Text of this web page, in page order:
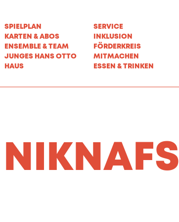
SPIELPLAN
KARTEN & ABOS
ENSEMBLE & TEAM
JUNGES HANS OTTO
HAUS
SERVICE
INKLUSION
FÖRDERKREIS
MITMACHEN
ESSEN & TRINKEN